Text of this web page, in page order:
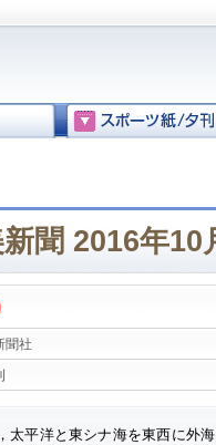
聞 2016年10
聞社
太平洋と東シナ海を東西に外